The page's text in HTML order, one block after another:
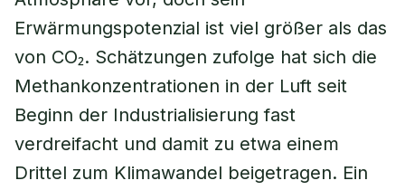
Erwärmungspotenzial ist viel größer als das
von CO₂. Schätzungen zufolge hat sich die
Methankonzentrationen in der Luft seit
Beginn der Industrialisierung fast
verdreifacht und damit zu etwa einem
Drittel zum Klimawandel beigetragen. Ein